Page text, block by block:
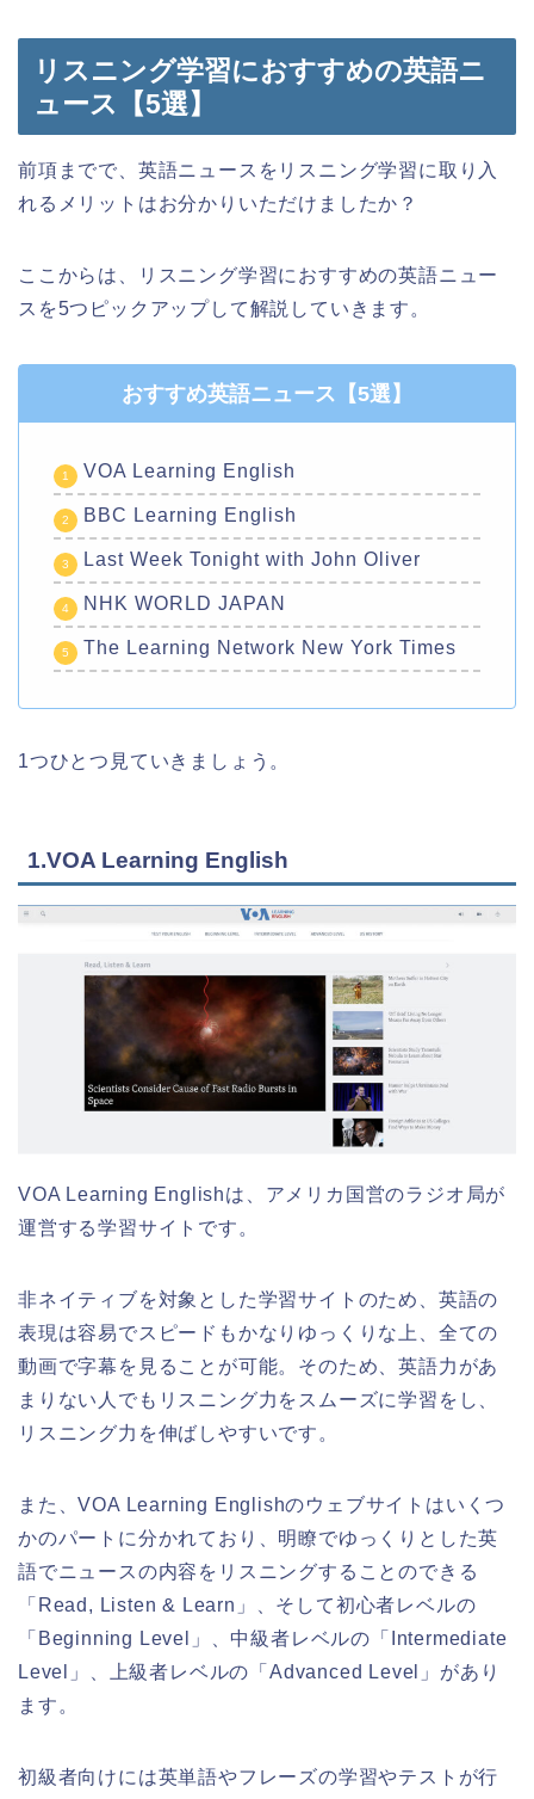
リスニング学習におすすめの英語ニ
ュース【5選】
前項までで、英語ニュースをリスニング学習に取り入
れるメリットはお分かりいただけましたか？
ここからは、リスニング学習におすすめの英語ニュー
スを5つピックアップして解説していきます。
おすすめ英語ニュース【5選】
VOA Learning English
BBC Learning English
Last Week Tonight with John Oliver
NHK WORLD JAPAN
The Learning Network New York Times
1つひとつ見ていきましょう。
1.VOA Learning English
VOA Learning Englishは、アメリカ国営のラジオ局が
運営する学習サイトです。
非ネイティブを対象とした学習サイトのため、英語の
表現は容易でスピードもかなりゆっくりな上、全ての
動画で字幕を見ることが可能。そのため、英語力があ
まりない人でもリスニング力をスムーズに学習をし、
リスニング力を伸ばしやすいです。
また、VOA Learning Englishのウェブサイトはいくつ
かのパートに分かれており、明瞭でゆっくりとした英
語でニュースの内容をリスニングすることのできる
「Read, Listen & Learn」、そして初心者レベルの
「Beginning Level」、中級者レベルの「Intermediate
Level」、上級者レベルの「Advanced Level」があり
ます。
初級者向けには英単語やフレーズの学習やテストが行